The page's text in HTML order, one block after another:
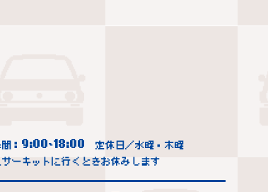
： 9:00~18:00
定休日／水曜・木曜
ーキットに行くときお休みします